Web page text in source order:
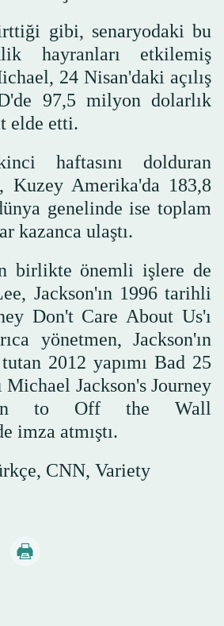
gibi, senaryodaki bu
hayranları etkilemiş
24 Nisan'daki açılış
97,5 milyon dolarlık
elde etti.
haftasını dolduran
Amerika'da 183,8
genelinde ise toplam
kazanca ulaştı.
birlikte önemli işlere de
Jackson'ın 1996 tarihli
Don't Care About Us'ı
yönetmen, Jackson'ın
2012 yapımı Bad 25
Michael Jackson's Journey
to Off the Wall
imza atmıştı.
CNN, Variety